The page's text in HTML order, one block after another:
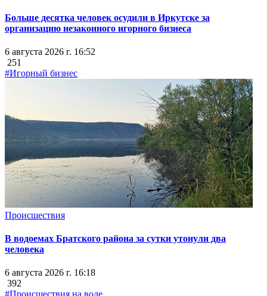
Больше десятка человек осудили в Иркутске за
организацию незаконного игорного бизнеса
6 августа 2026 г. 16:52
251
#Игорный бизнес
Происшествия
В водоемах Братского района за сутки утонули два
человека
6 августа 2026 г. 16:18
392